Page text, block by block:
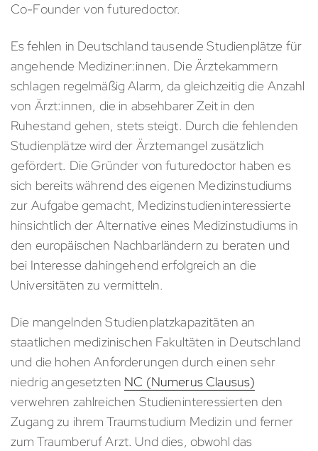
Co-Founder von futuredoctor.
Es fehlen in Deutschland tausende Studienplätze für
angehende Mediziner:innen. Die Ärztekammern
schlagen regelmäßig Alarm, da gleichzeitig die Anzahl
von Ärzt:innen, die in absehbarer Zeit in den
Ruhestand gehen, stets steigt. Durch die fehlenden
Studienplätze wird der Ärztemangel zusätzlich
gefördert. Die Gründer von futuredoctor haben es
sich bereits während des eigenen Medizinstudiums
zur Aufgabe gemacht, Medizinstudieninteressierte
hinsichtlich der Alternative eines Medizinstudiums in
den europäischen Nachbarländern zu beraten und
bei Interesse dahingehend erfolgreich an die
Universitäten zu vermitteln.
Die mangelnden Studienplatzkapazitäten an
staatlichen medizinischen Fakultäten in Deutschland
und die hohen Anforderungen durch einen sehr
niedrig angesetzten NC (Numerus Clausus)
verwehren zahlreichen Studieninteressierten den
Zugang zu ihrem Traumstudium Medizin und ferner
zum Traumberuf Arzt. Und dies, obwohl das